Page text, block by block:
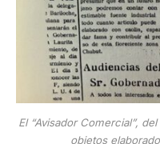
El “Avisador Comercial”,
objetos